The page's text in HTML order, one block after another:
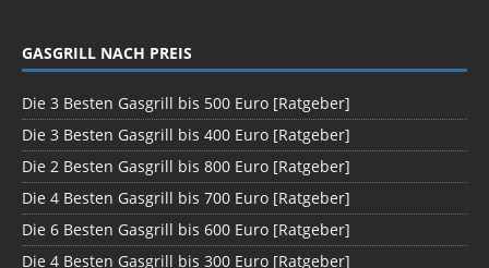
GASGRILL NACH PREIS
Die 3 Besten Gasgrill bis 500 Euro [Ratgeber]
Die 3 Besten Gasgrill bis 400 Euro [Ratgeber]
Die 2 Besten Gasgrill bis 800 Euro [Ratgeber]
Die 4 Besten Gasgrill bis 700 Euro [Ratgeber]
Die 6 Besten Gasgrill bis 600 Euro [Ratgeber]
Die 4 Besten Gasgrill bis 300 Euro [Ratgeber]